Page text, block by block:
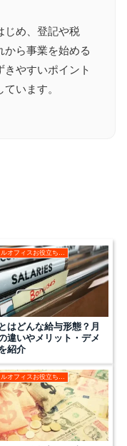
じめ、登記や税
から事業を始める
やすいポイント
います。
バーチャルオフィスお役立ちコラム
はどんな給与形態？月
違いやメリット・デメ
紹介